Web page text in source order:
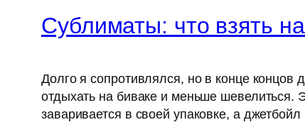
Сублиматы: что взять
Долго я сопротивлялся, но в конце
отдыхать на биваке и меньше шевелиться.
заваривается в своей упаковке, а